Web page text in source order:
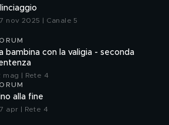
linciaggio
nov 2025 | Canale 5
bambina con la valigia - seconda
mag | Rete 4
alla fine
apr | Rete 4